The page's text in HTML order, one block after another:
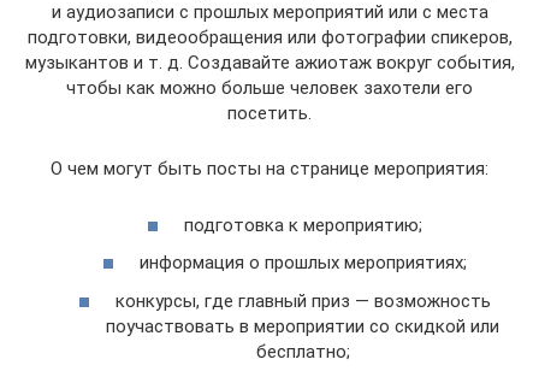
и аудиозаписи с прошлых мероприятий или с места
подготовки, видеообращения или фотографии спикеров,
музыкантов и т. д. Создавайте ажиотаж вокруг события,
чтобы как можно больше человек захотели его
посетить.
О чем могут быть посты на странице мероприятия:
подготовка к мероприятию;
информация о прошлых мероприятиях;
конкурсы, где главный приз — возможность
поучаствовать в мероприятии со скидкой или
бесплатно;